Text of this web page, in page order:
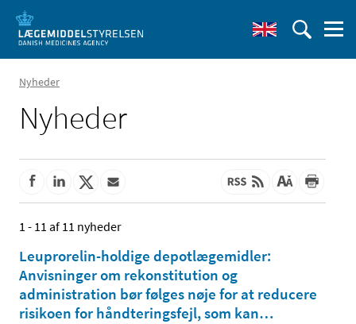
Nyheder
Nyheder
1 - 11 af 11 nyheder
Leuprorelin-holdige depotlægemidler:
Anvisninger om rekonstitution og
administration bør følges nøje for at reducere
risikoen for håndteringsfejl, som kan…